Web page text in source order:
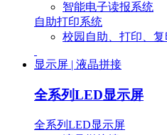
智能电子读报系统
自助打印系统
校园自助、打印、
显示屏 | 液晶拼接
全系列LED显示屏
全系列LED显示屏